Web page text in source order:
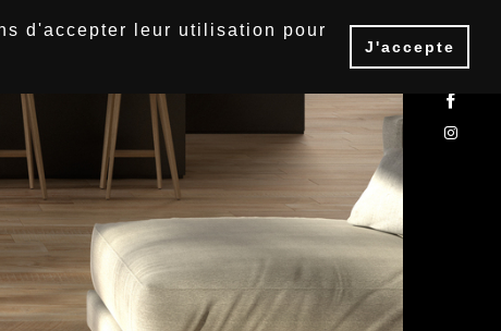
d'accepter leur utilisation pour
J'accepte
Menu